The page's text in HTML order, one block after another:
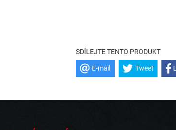
SDÍLEJTE TENTO PRODUKT
E-mail Tweet